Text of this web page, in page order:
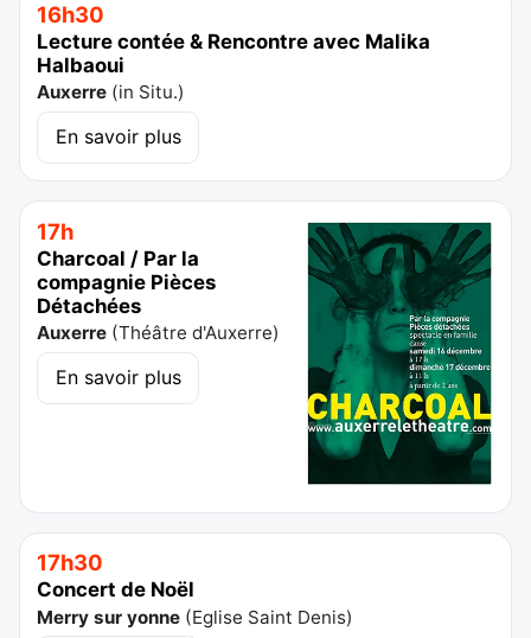
16h30
Lecture contée & Rencontre avec Malika
Halbaoui
Auxerre (in Situ.)
En savoir plus
17h
Charcoal / Par la
compagnie Pièces
Détachées
Auxerre (Théâtre d'Auxerre)
En savoir plus
17h30
Concert de Noël
Merry sur yonne (Eglise Saint Denis)